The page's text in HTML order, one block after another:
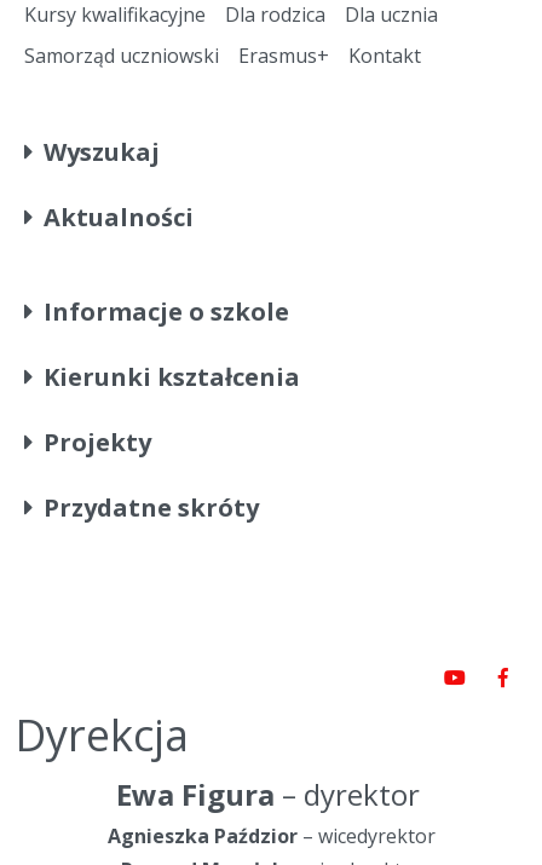
Kursy kwalifikacyjne
Dla rodzica
Dla ucznia
Samorząd uczniowski
Erasmus+ Kontakt
Wyszukaj
Aktualności
Informacje o szkole
Kierunki kształcenia
Projekty
Przydatne skróty
Dyrekcja
Ewa Figura – dyrektor
Agnieszka Paździor – wicedyrektor